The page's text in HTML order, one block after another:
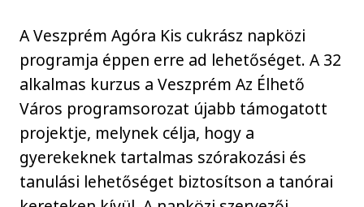
A Veszprém Agóra Kis cukrász napközi
programja éppen erre ad lehetőséget. A 32
alkalmas kurzus a Veszprém Az Élhető
Város programsorozat újabb támogatott
projektje, melynek célja, hogy a
gyerekeknek tartalmas szórakozási és
tanulási lehetőséget biztosítson a tanórai